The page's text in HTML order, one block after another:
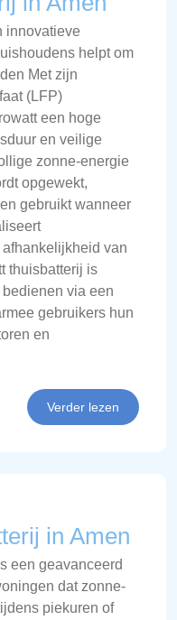
innovatieve
helpt om
Met zijn
(LFP)
een hoge
en veilige
zonne-energie
opgewekt,
gebruikt wanneer
van
thuisbatterij is
via een
gebruikers hun
en
Verder lezen
in Amen
een geavanceerd
dat zonne-
piekuren of